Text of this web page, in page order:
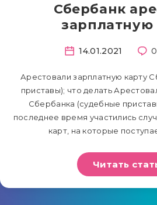
Сбербанк
зарплатную
14.01.2021 0
Арестовали зарплатную карту
приставы); что делать
Сбербанка (судебные
последнее время участились
карт, на которые
Читать